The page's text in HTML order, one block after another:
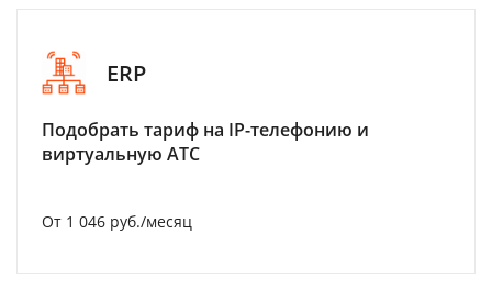
ERP
Подобрать тариф на IP-телефонию и
виртуальную АТС
От 1 046 руб./месяц